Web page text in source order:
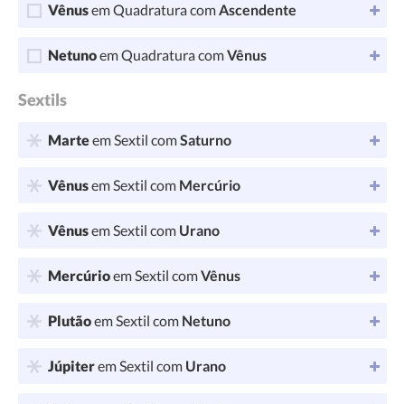
Vênusem Quadratura comAscendente
Netunoem Quadratura comVênus
Sextils
Marteem Sextil comSaturno
Vênusem Sextil com Mercúrio
Vênusem Sextil com Urano
Mercúrioem Sextil comVênus
Plutãoem Sextil com Netuno
Júpiterem Sextil com Urano